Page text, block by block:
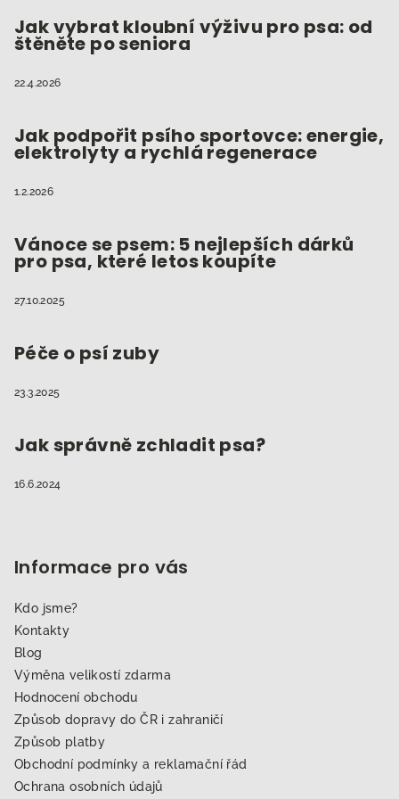
i
Jak vybrat kloubní výživu pro psa: od
štěněte po seniora
22.4.2026
Jak podpořit psího sportovce: energie,
elektrolyty a rychlá regenerace
1.2.2026
Vánoce se psem: 5 nejlepších dárků
pro psa, které letos koupíte
27.10.2025
Péče o psí zuby
23.3.2025
Jak správně zchladit psa?
16.6.2024
Informace pro vás
Kdo jsme?
Kontakty
Blog
Výměna velikostí zdarma
Hodnocení obchodu
Způsob dopravy do ČR i zahraničí
Způsob platby
Obchodní podmínky a reklamační řád
Ochrana osobních údajů